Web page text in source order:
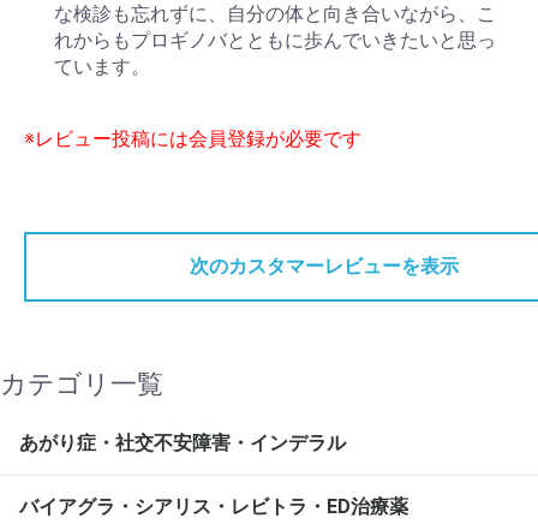
な検診も忘れずに、自分の体と向き合いながら、こ
れからもプロギノバとともに歩んでいきたいと思っ
ています。
※レビュー投稿には会員登録が必要です
次のカスタマーレビューを表示
カテゴリ一覧
あがり症・社交不安障害・インデラル
バイアグラ・シアリス・レビトラ・ED治療薬